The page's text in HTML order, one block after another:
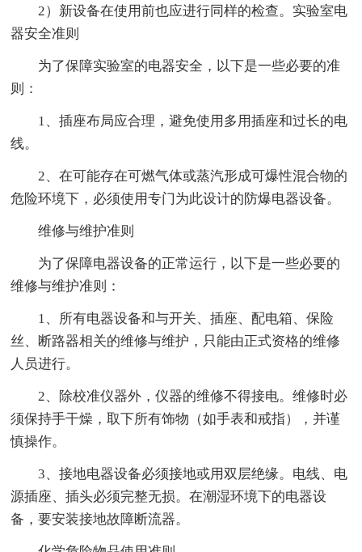
2）新设备在使用前也应进行同样的检查。实验室电
器安全准则
为了保障实验室的电器安全，以下是一些必要的准
则：
1、插座布局应合理，避免使用多用插座和过长的电
线。
2、在可能存在可燃气体或蒸汽形成可爆性混合物的
危险环境下，必须使用专门为此设计的防爆电器设备。
维修与维护准则
为了保障电器设备的正常运行，以下是一些必要的
维修与维护准则：
1、所有电器设备和与开关、插座、配电箱、保险
丝、断路器相关的维修与维护，只能由正式资格的维修
人员进行。
2、除校准仪器外，仪器的维修不得接电。维修时必
须保持手干燥，取下所有饰物（如手表和戒指），并谨
慎操作。
3、接地电器设备必须接地或用双层绝缘。电线、电
源插座、插头必须完整无损。在潮湿环境下的电器设
备，要安装接地故障断流器。